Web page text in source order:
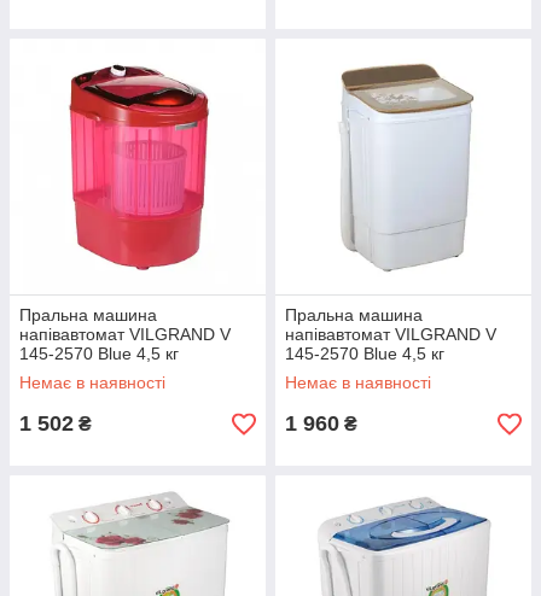
Пральна машина
напівавтомат VILGRAND V
145-2570 Blue 4,5 кг
Немає в наявності
1 502 ₴
Пральна машина
напівавтомат VILGRAND V
145-2570 Blue 4,5 кг
Немає в наявності
1 960 ₴